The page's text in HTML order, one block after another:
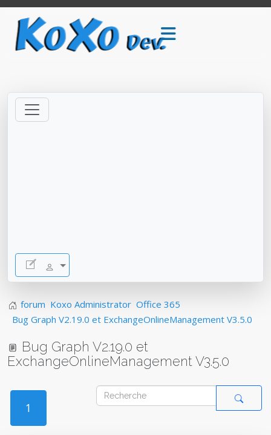
forum Koxo Administrator Office 365
Bug Graph V2.19.0 et ExchangeOnlineManagement V3.5.0
Bug Graph V2.19.0 et
ExchangeOnlineManagement V3.5.0
1